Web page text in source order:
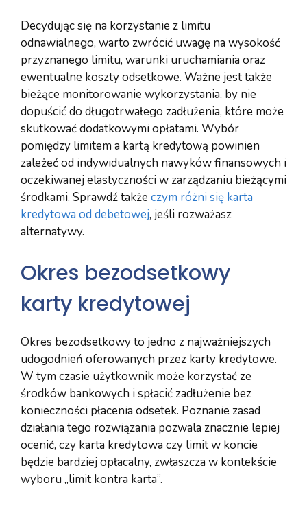
Decydując się na korzystanie z limitu
odnawialnego, warto zwrócić uwagę na wysokość
przyznanego limitu, warunki uruchamiania oraz
ewentualne koszty odsetkowe. Ważne jest także
bieżące monitorowanie wykorzystania, by nie
dopuścić do długotrwałego zadłużenia, które może
skutkować dodatkowymi opłatami. Wybór
pomiędzy limitem a kartą kredytową powinien
zależeć od indywidualnych nawyków finansowych i
oczekiwanej elastyczności w zarządzaniu bieżącymi
środkami. Sprawdź takżeczym różni się karta
kredytowa od debetowej, jeśli rozważasz
alternatywy.
Okres bezodsetkowy
karty kredytowej
Okres bezodsetkowy to jedno z najważniejszych
udogodnień oferowanych przez karty kredytowe.
W tym czasie użytkownik może korzystać ze
środków bankowych i spłacić zadłużenie bez
konieczności płacenia odsetek. Poznanie zasad
działania tego rozwiązania pozwala znacznie lepiej
ocenić, czy karta kredytowa czy limit w koncie
będzie bardziej opłacalny, zwłaszcza w kontekście
wyboru „limit kontra karta”.